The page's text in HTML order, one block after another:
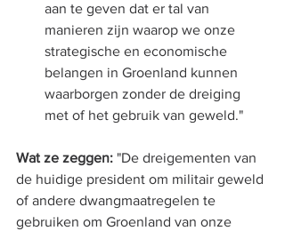
aan te geven dat er tal van
manieren zijn waarop we onze
strategische en economische
belangen in Groenland kunnen
waarborgen zonder de dreiging
met of het gebruik van geweld."
Wat ze zeggen: "De dreigementen van
de huidige president om militair geweld
of andere dwangmaatregelen te
gebruiken om Groenland van onze